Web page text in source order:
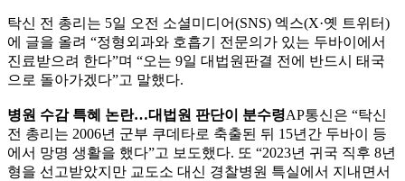
탁신 전 총리는 5일 오전 소셜미디어(SNS) 엑스(X·옛 트위터)
에 글을 올려 “정형외과와 호흡기 전문의가 있는 두바이에서
진료받으려 한다”며 “오는 9일 대법원판결 전에 반드시 태국
으로 돌아가겠다”고 말했다.
병원 수감 특혜 논란…대법원 판단이 분수령AP통신은 “탁신
전 총리는 2006년 군부 쿠데타로 축출된 뒤 15년간 두바이 등
에서 망명 생활을 했다”고 보도했다. 또 “2023년 귀국 직후 8년
형을 선고받았지만 교도소 대신 경찰병원 특실에서 지내면서